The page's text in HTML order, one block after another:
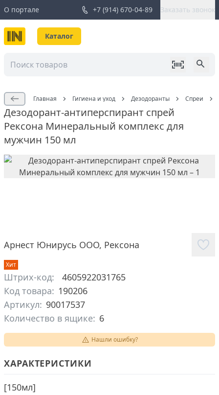
О портале +7 (914) 670-04-89 Заказать звонок
Каталог
Главная Гигиена и уход Дезодоранты Спреи
Дезодорант-антиперспирант спрей
Рексона Минеральный комплекс для
мужчин 150 мл
Арнест Юнирусь ООО, Рексона
Хит
Штрих-код:
4605922031765
Код товара: 190206
Артикул: 90017537
Количество в ящике: 6
Нашли ошибку?
ХАРАКТЕРИСТИКИ
[150мл]